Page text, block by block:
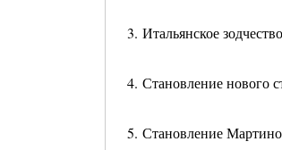
3. Итальянское
4. Становление нового
5. Становление